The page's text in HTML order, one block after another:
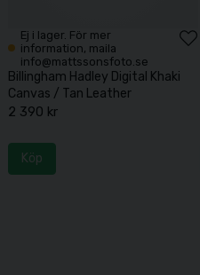
Ej i lager. För mer
information, maila
info@mattssonsfoto.se
Billingham Hadley Digital Khaki
Canvas / Tan Leather
2 390 kr
Köp